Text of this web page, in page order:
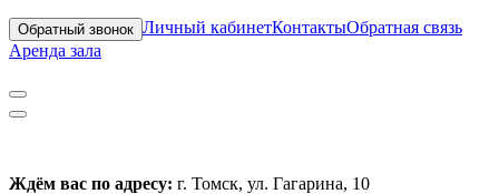
Обратный звонок Личный кабинетКонтактыОбратная связь
Аренда зала
Ждём вас по адресу: г. Томск, ул. Гагарина, 10